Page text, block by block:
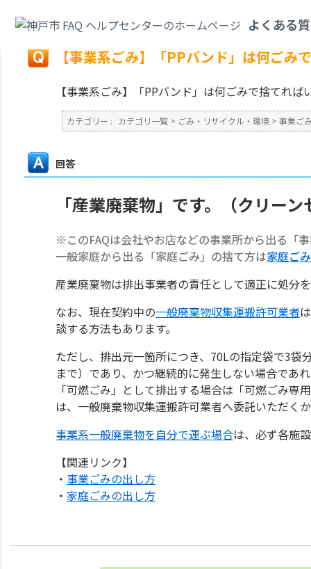
よくある
戻る
【事業系ごみ】「PPバンド」は何ごみ
【事業系ごみ】「PPバンド」は何ごみで捨てれば
カテゴリー : カテゴリ一覧 > ごみ・リサイクル・環境 > 事業ご
回答
「産業廃棄物」です。（クリー
※このFAQは会社やお店などの事業所から出る「
一般家庭から出る「家庭ごみ」の捨て方は家庭ご
産業廃棄物は排出事業者の責任として適正に処分
なお、現在契約中の一般廃棄物収集運搬許可業者
談する方法もあります。
ただし、排出元一箇所につき、70Lの指定袋で3
まで）であり、かつ継続的に発生しない場合であ
「可燃ごみ」として排出する場合は「可燃ごみ
は、一般廃棄物収集運搬許可業者へ委託いただく
事業系一般廃棄物を自分で運ぶ場合は、必ず各施
【関連リンク】
・ 事業ごみの出し方
・ 家庭ごみの出し方